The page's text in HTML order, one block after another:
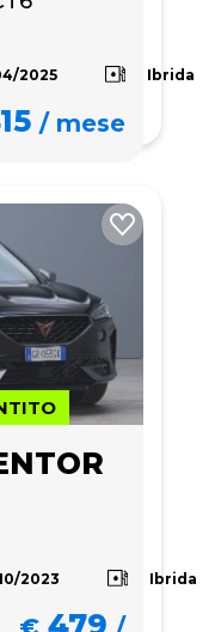
2025 Ibrida
/mese
2023 Ibrida
479